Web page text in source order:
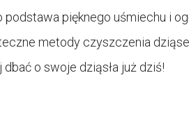
podstawa pięknego uśmiechu i
metody czyszczenia
dbać o swoje dziąsła już dziś!